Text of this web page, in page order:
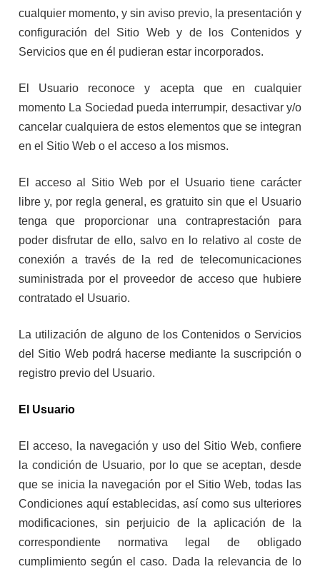
cualquier momento, y sin aviso previo, la presentación y
configuración del Sitio Web y de los Contenidos y
Servicios que en él pudieran estar incorporados.
El Usuario reconoce y acepta que en cualquier
momento La Sociedad pueda interrumpir, desactivar y/o
cancelar cualquiera de estos elementos que se integran
en el Sitio Web o el acceso a los mismos.
El acceso al Sitio Web por el Usuario tiene carácter
libre y, por regla general, es gratuito sin que el Usuario
tenga que proporcionar una contraprestación para
poder disfrutar de ello, salvo en lo relativo al coste de
conexión a través de la red de telecomunicaciones
suministrada por el proveedor de acceso que hubiere
contratado el Usuario.
La utilización de alguno de los Contenidos o Servicios
del Sitio Web podrá hacerse mediante la suscripción o
registro previo del Usuario.
El Usuario
El acceso, la navegación y uso del Sitio Web, confiere
la condición de Usuario, por lo que se aceptan, desde
que se inicia la navegación por el Sitio Web, todas las
Condiciones aquí establecidas, así como sus ulteriores
modificaciones, sin perjuicio de la aplicación de la
correspondiente normativa legal de obligado
cumplimiento según el caso. Dada la relevancia de lo